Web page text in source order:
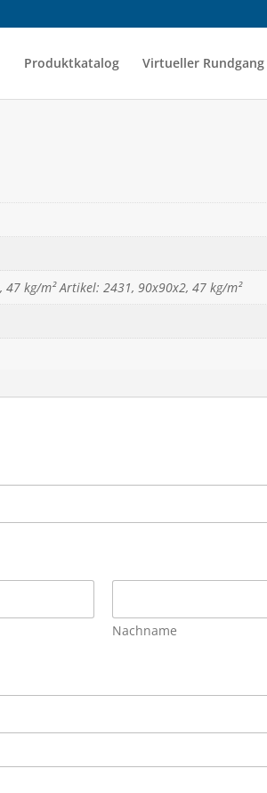
Produktkatalog Virtueller Rundgang
kg/m² Artikel: 2431, 90x90x2, 47 kg/m²
Nachname